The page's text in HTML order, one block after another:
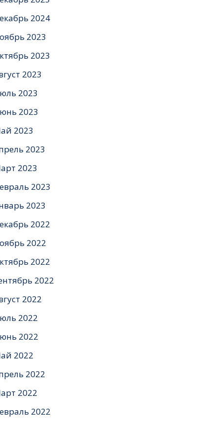
2024
2023
2023
2023
2023
2023
2023
2023
2023
2023
2023
2022
2022
2022
2022
2022
2022
2022
2022
2022
2022
2022